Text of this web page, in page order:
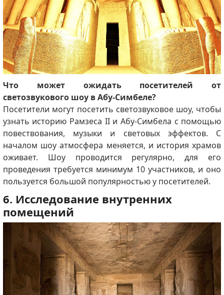
Что может ожидать посетителей от
светозвукового шоу в Абу-Симбеле?
Посетители могут посетить светозвуковое шоу, чтобы
узнать историю Рамзеса II и Абу-Симбела с помощью
повествования, музыки и световых эффектов. С
началом шоу атмосфера меняется, и история храмов
оживает. Шоу проводится регулярно, для его
проведения требуется минимум 10 участников, и оно
пользуется большой популярностью у посетителей.
6. Исследование внутренних
помещений